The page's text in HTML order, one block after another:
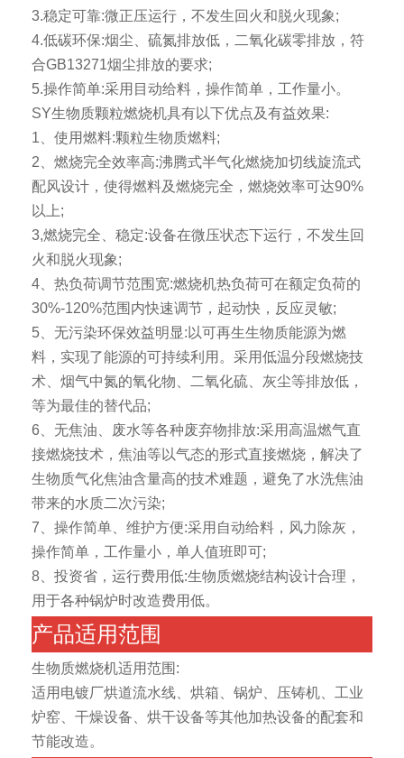
3.稳定可靠:微正压运行，不发生回火和脱火现象;
4.低碳环保:烟尘、硫氮排放低，二氧化碳零排放，符
合GB13271烟尘排放的要求;
5.操作简单:采用目动给料，操作简单，工作量小。
SY生物质颗粒燃烧机具有以下优点及有益效果:
1、使用燃料:颗粒生物质燃料;
2、燃烧完全效率高:沸腾式半气化燃烧加切线旋流式
配风设计，使得燃料及燃烧完全，燃烧效率可达90%
以上;
3,燃烧完全、稳定:设备在微压状态下运行，不发生回
火和脱火现象;
4、热负荷调节范围宽:燃烧机热负荷可在额定负荷的
30%-120%范围内快速调节，起动快，反应灵敏;
5、无污染环保效益明显:以可再生生物质能源为燃
料，实现了能源的可持续利用。采用低温分段燃烧技
术、烟气中氮的氧化物、二氧化硫、灰尘等排放低，
等为最佳的替代品;
6、无焦油、废水等各种废弃物排放:采用高温燃气直
接燃烧技术，焦油等以气态的形式直接燃烧，解决了
生物质气化焦油含量高的技术难题，避免了水洗焦油
带来的水质二次污染;
7、操作简单、维护方便:采用自动给料，风力除灰，
操作简单，工作量小，单人值班即可;
8、投资省，运行费用低:生物质燃烧结构设计合理，
用于各种锅炉时改造费用低。
产品适用范围
生物质燃烧机适用范围:
适用电镀厂烘道流水线、烘箱、锅炉、压铸机、工业
炉窑、干燥设备、烘干设备等其他加热设备的配套和
节能改造。